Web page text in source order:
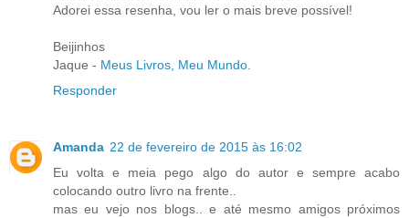
Adorei essa resenha, vou ler o mais breve possível!
Beijinhos
Jaque - Meus Livros, Meu Mundo.
Responder
Amanda 22 de fevereiro de 2015 às 16:02
Eu volta e meia pego algo do autor e sempre acabo
colocando outro livro na frente..
mas eu vejo nos blogs.. e até mesmo amigos próximos